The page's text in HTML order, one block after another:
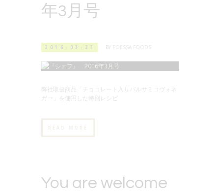
年3月号
2016-03-25 BY POESSA FOODS
弊社取扱商品「チョコレート入りバルサミコヴォネ
ガー」を使用した特別レシピ
You are welcome